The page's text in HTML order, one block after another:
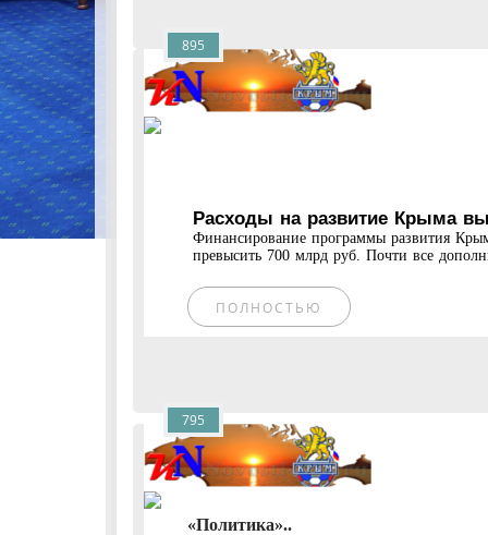
Расходы на развитие Крыма
Финансирование программы развития
превысить 700 млрд руб. Почти все
ПОЛНОСТЬЮ
895
«Политика»..
795